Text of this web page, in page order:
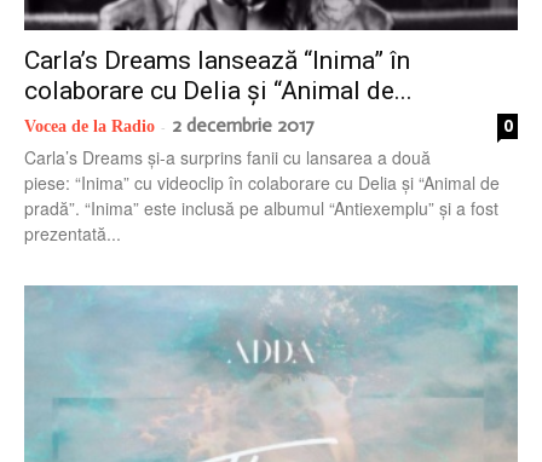
Carla’s Dreams lansează “Inima” în
colaborare cu Delia și “Animal de...
Vocea de la Radio - 2 decembrie 2017 0
Carla’s Dreams și-a surprins fanii cu lansarea a două
piese: “Inima” cu videoclip în colaborare cu Delia și “Animal de
pradă”. “Inima” este inclusă pe albumul “Antiexemplu” și a fost
prezentată...